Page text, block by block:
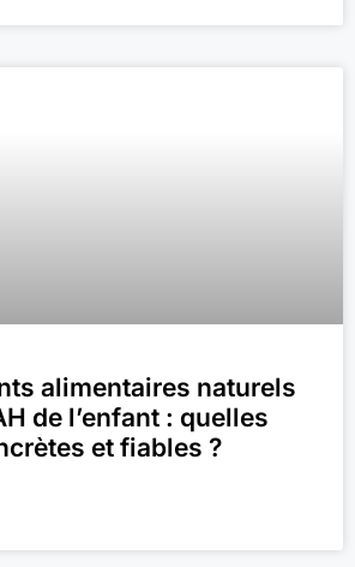
alimentaires naturels
de l’enfant : quelles
et fiables ?